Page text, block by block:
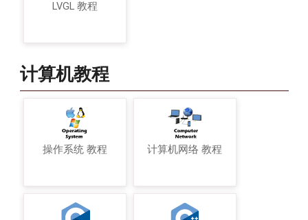
LVGL 教程
计算机教程
操作系统 教程 计算机网络 教程